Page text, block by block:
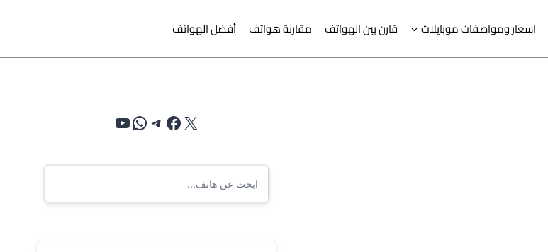
اسعار ومواصفات موبايلات قارن بين الهواتف مقارنة هواتف أفضل الهواتف
إكسفيسبوك
تيليجرام
واتساب
يوتيوب